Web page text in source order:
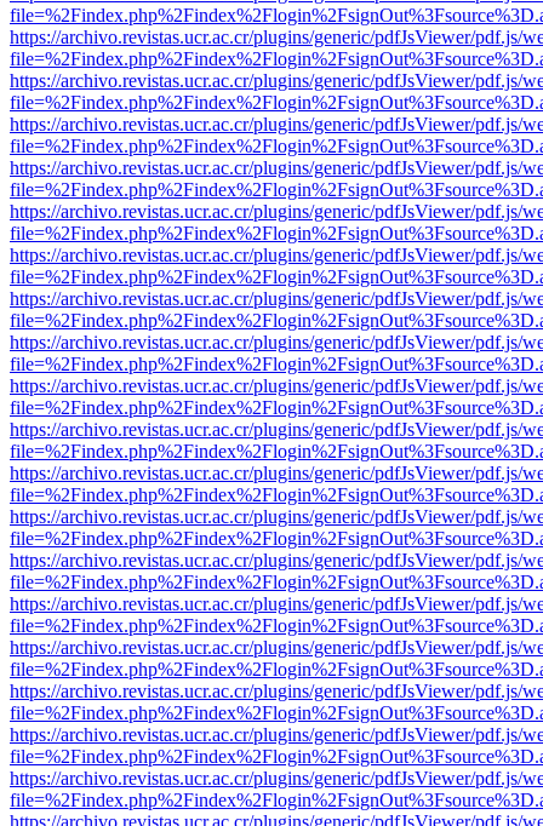
https://archivo.revistas.ucr.ac.cr/plugins/generic/pdfJsViewer/pdf.js/
https://archivo.revistas.ucr.ac.cr/plugins/generic/pdfJsViewer/pdf.js/
https://archivo.revistas.ucr.ac.cr/plugins/generic/pdfJsViewer/pdf.js/
https://archivo.revistas.ucr.ac.cr/plugins/generic/pdfJsViewer/pdf.js/
https://archivo.revistas.ucr.ac.cr/plugins/generic/pdfJsViewer/pdf.js/
https://archivo.revistas.ucr.ac.cr/plugins/generic/pdfJsViewer/pdf.js/
https://archivo.revistas.ucr.ac.cr/plugins/generic/pdfJsViewer/pdf.js/
https://archivo.revistas.ucr.ac.cr/plugins/generic/pdfJsViewer/pdf.js/
https://archivo.revistas.ucr.ac.cr/plugins/generic/pdfJsViewer/pdf.js/
https://archivo.revistas.ucr.ac.cr/plugins/generic/pdfJsViewer/pdf.js/
https://archivo.revistas.ucr.ac.cr/plugins/generic/pdfJsViewer/pdf.js/
https://archivo.revistas.ucr.ac.cr/plugins/generic/pdfJsViewer/pdf.js/
https://archivo.revistas.ucr.ac.cr/plugins/generic/pdfJsViewer/pdf.js/
https://archivo.revistas.ucr.ac.cr/plugins/generic/pdfJsViewer/pdf.js/
https://archivo.revistas.ucr.ac.cr/plugins/generic/pdfJsViewer/pdf.js/
https://archivo.revistas.ucr.ac.cr/plugins/generic/pdfJsViewer/pdf.js/
https://archivo.revistas.ucr.ac.cr/plugins/generic/pdfJsViewer/pdf.js/
https://archivo.revistas.ucr.ac.cr/plugins/generic/pdfJsViewer/pdf.js/
https://archivo.revistas.ucr.ac.cr/plugins/generic/pdfJsViewer/pdf.js/